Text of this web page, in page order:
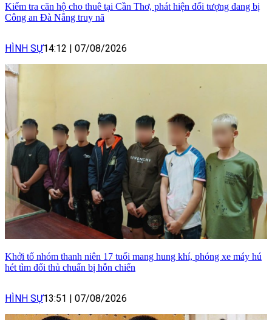
Kiểm tra căn hộ cho thuê tại Cần Thơ, phát hiện đối tượng đang bị
Công an Đà Nẵng truy nã
HÌNH SỰ14:12 | 07/08/2026
Khởi tố nhóm thanh niên 17 tuổi mang hung khí, phóng xe máy hú
hét tìm đối thủ chuẩn bị hỗn chiến
HÌNH SỰ13:51 | 07/08/2026